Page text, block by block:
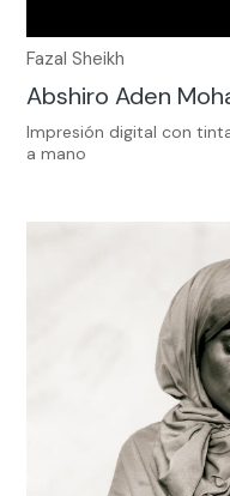
Fazal Sheikh
Abshiro Aden
Impresión digital con
a mano